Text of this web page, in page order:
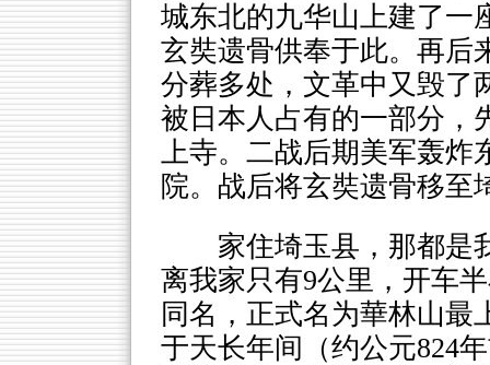
城东北的九华山上建了一
玄奘遗骨供奉于此。再后
分葬多处，文革中又毁了
被日本人占有的一部分，
上寺。二战后期美军轰炸
院。战后将玄奘遗骨移至
家住埼玉县，那都是
离我家只有9公里，开车
同名，正式名为華林山最
于天长年间（约公元824